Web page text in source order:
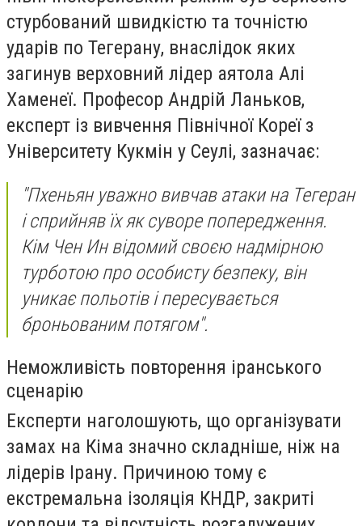
стурбований швидкістю та точністю
ударів по Тегерану, внаслідок яких
загинув верховний лідер аятола Алі
Хаменеї. Професор Андрій Ланьков,
експерт із вивчення Північної Кореї з
Університету Кукмін у Сеулі, зазначає:
"Пхеньян уважно вивчав атаки на Тегеран
і сприйняв їх як суворе попередження.
Кім Чен Ин відомий своєю надмірною
турботою про особисту безпеку, він
уникає польотів і пересувається
броньованим потягом".
Неможливість повторення іранського
сценарію
Експерти наголошують, що організувати
замах на Кіма значно складніше, ніж на
лідерів Ірану. Причиною тому є
екстремальна ізоляція КНДР, закриті